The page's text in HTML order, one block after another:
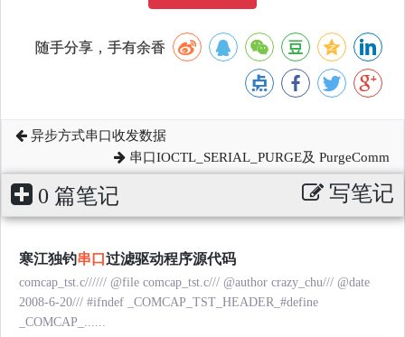
随手分享，手有余香
异步方式串口收发数据
串口IOCTL_SERIAL_PURGE及 PurgeComm
0 篇笔记 写笔记
寒江独钓串口 过滤驱动程序源代码
comcap_tst.c////// @file comcap_tst.c/// @author crazy_chu/// @date
2008-6-20/// #ifndef _COMCAP_TST_HEADER_#define
_COMCAP_......